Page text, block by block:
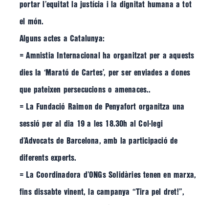
portar l’equitat la justícia i la dignitat humana a tot
el món.
Alguns actes a Catalunya:
= Amnistia Internacional ha organitzat per a aquests
dies la ‘Marató de Cartes’, per ser enviades a dones
que pateixen persecucions o amenaces..
= La Fundació Raimon de Penyafort organitza una
sessió per al dia 19 a les 18.30h al Col·legi
d’Advocats de Barcelona, amb la participació de
diferents experts.
= La Coordinadora d’ONGs Solidàries tenen en marxa,
fins dissabte vinent, la campanya “Tira pel dret!”,